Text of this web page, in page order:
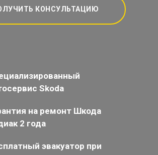
КОНСУЛЬТАЦИЮ
Skoda
на ремонт Шкода
2 года
эвакуатор при